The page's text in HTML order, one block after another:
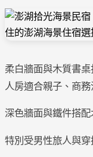
柔白牆面與木質書
人房適合親子、商
深色牆面與鐵件搭
特別受男性旅人與